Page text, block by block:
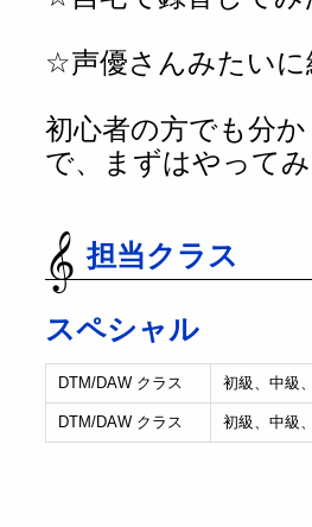
☆声優さんみたい
初心者の方でも分
で、まずはやってみ
担当クラス
スペシャル
DTM/DAW クラス 初級、中級
DTM/DAW クラス 初級、中級